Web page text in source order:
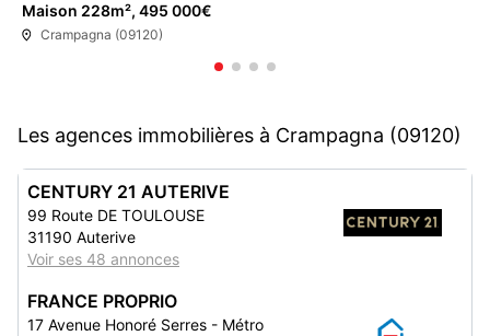
Maison 228m², 495 000€
Crampagna (09120)
Les agences immobilières à Crampagna (09120)
CENTURY 21 AUTERIVE
99 Route DE TOULOUSE
31190 Auterive
Voir ses 48 annonces
FRANCE PROPRIO
17 Avenue Honoré Serres - Métro